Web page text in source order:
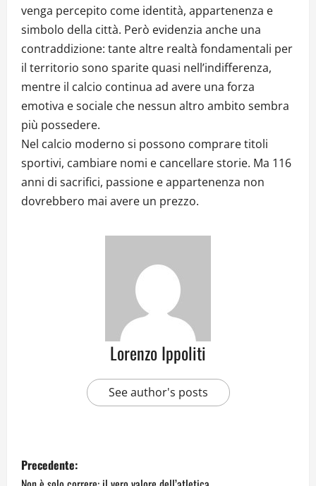
venga percepito come identità, appartenenza e
simbolo della città. Però evidenzia anche una
contraddizione: tante altre realtà fondamentali per
il territorio sono sparite quasi nell’indifferenza,
mentre il calcio continua ad avere una forza
emotiva e sociale che nessun altro ambito sembra
più possedere.
Nel calcio moderno si possono comprare titoli
sportivi, cambiare nomi e cancellare storie. Ma 116
anni di sacrifici, passione e appartenenza non
dovrebbero mai avere un prezzo.
Lorenzo Ippoliti
See author's posts
Precedente: